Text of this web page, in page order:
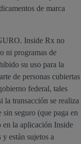
de marca
Inside Rx no
ni programas de
su uso para la
de personas cubiertas
federal, tales
transacción se realiza
seguro (que paga en
en la aplicación Inside
están sujetos a